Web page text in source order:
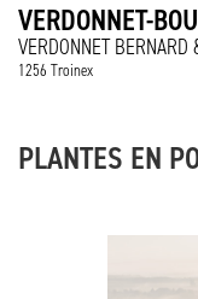
VERDONNET-
VERDONNET BERNARD
1256 Troinex
PLANTES EN